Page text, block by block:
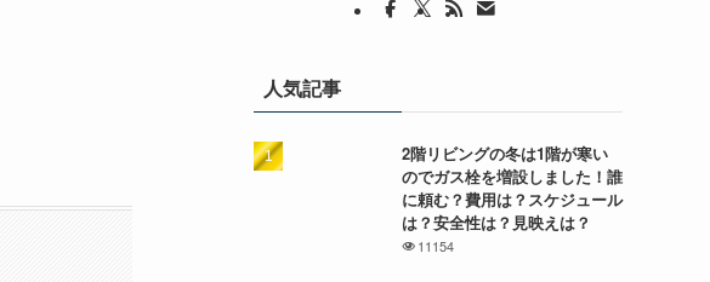
人気記事
2階リビングの冬は1階が寒い
のでガス栓を増設しました！誰
に頼む？費用は？スケジュール
は？安全性は？見映えは？
11154